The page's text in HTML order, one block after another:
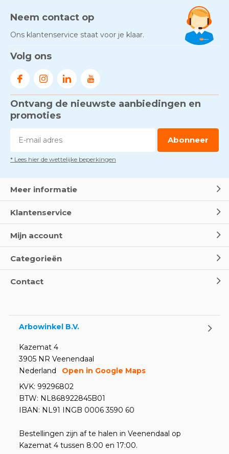
Neem contact op
Ons klantenservice staat voor je klaar.
Volg ons
Ontvang de nieuwste aanbiedingen en
promoties
Abonneer
* Lees hier de wettelijke beperkingen
Meer informatie
Klantenservice
Mijn account
Categorieën
Contact
Arbowinkel B.V.
Kazemat 4
3905 NR Veenendaal
Nederland
Open in Google Maps
KVK: 99296802
BTW: NL868922845B01
IBAN: NL91 INGB 0006 3590 60
Bestellingen zijn af te halen in Veenendaal op
Kazemat 4 tussen 8:00 en 17:00.